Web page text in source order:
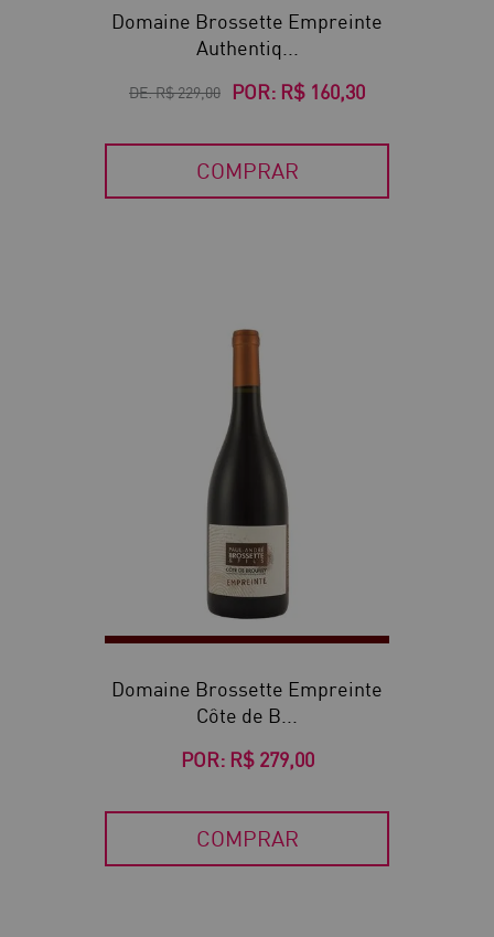
Domaine Brossette Empreinte
Authentiq...
DE:R$ 229,00 POR: R$ 160,30
COMPRAR
Domaine Brossette Empreinte
Côte de B...
POR: R$ 279,00
COMPRAR